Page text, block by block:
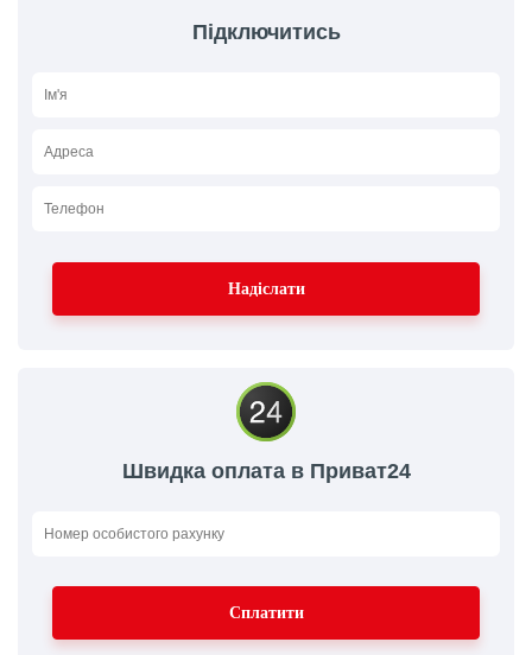
Підключитись
Швидка оплата в Приват24
Сплатити